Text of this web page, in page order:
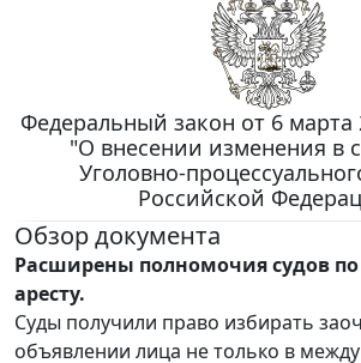
Федеральный закон от 6 марта
"О внесении изменения в
Уголовно-
Российской
Обзор документа
Расширены полномочия судов
аресту.
Суды получили право избирать
объявлении лица не только в